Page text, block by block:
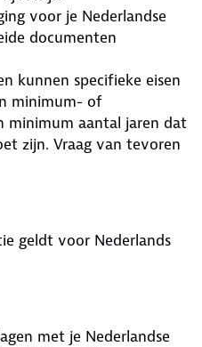
voor je Nederlandse
documenten
kunnen specifieke eisen
minimum- of
minimum aantal jaren dat
zijn. Vraag van tevoren
geldt voor Nederlands
met je Nederlandse